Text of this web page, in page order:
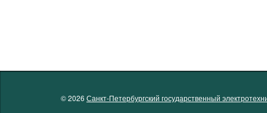
© 2026 Санкт-Петербургский государственный